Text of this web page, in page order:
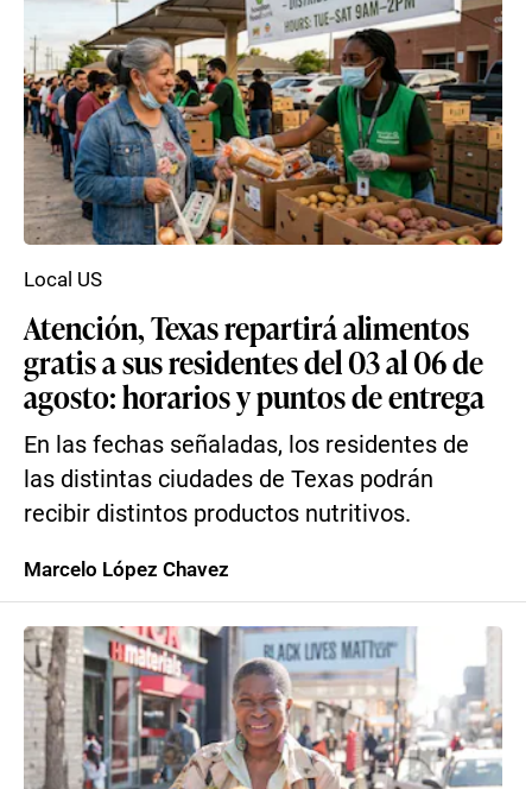
Atención, Texas repartirá alimentos
gratis a sus residentes del 03 al 06 de
agosto: horarios y puntos de entrega
En las fechas señaladas, los residentes de
las distintas ciudades de Texas podrán
recibir distintos productos nutritivos.
Local US
Marcelo López Chavez